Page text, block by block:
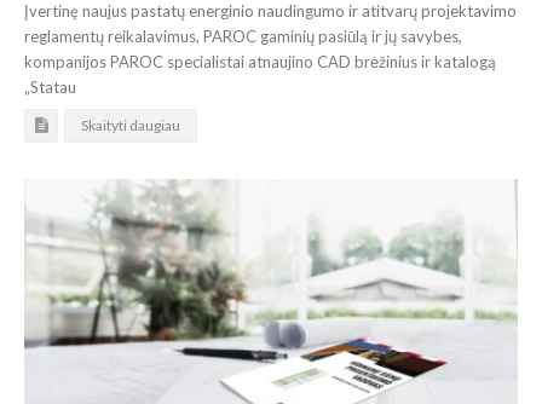
Įvertinę naujus pastatų energinio naudingumo ir atitvarų projektavimo
reglamentų reikalavimus, PAROC gaminių pasiūlą ir jų savybes,
kompanijos PAROC specialistai atnaujino CAD brėžinius ir katalogą
„Statau
Skaityti daugiau